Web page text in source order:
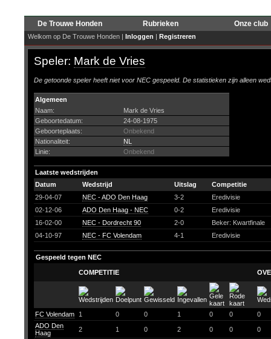
De Trouwe Honden Rubrieken Onze club
Welkom op De Trouwe Honden | Inloggen | Registreren
Speler: Mark de Vries
De getoonde speler heeft niet voor NEC gespeeld. De statistieken zijn alleen
Algemeen
Naam:
Mark de Vries
Geboortedatum:
24-08-1975
Geboorteplaats:
Onbekend
Nationaliteit:
NL
Linie:
Onbekend
Laatste wedstrijden
Datum
Wedstrijd Uitslag
Competitie
29-04-07
NEC - ADO Den Haag 3-2
Eredivisie
02-12-06
ADO Den Haag - NEC 0-2
Eredivisie
16-02-00
NEC - Dordrecht 90 2-0
Beker: Kwartfinale
04-10-97
NEC - FC Volendam 4-1 Eredivisie
Gespeeld tegen NEC
COMPETITIE
FC Volendam 1 0 0 1 0 0
0
ADO Den
Haag
2 1 0 2 0 0
0